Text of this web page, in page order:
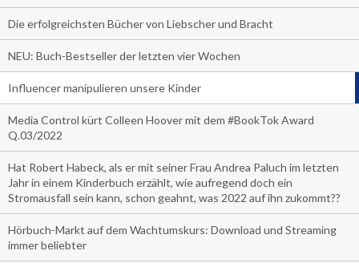
Die erfolgreichsten Bücher von Liebscher und Bracht
NEU: Buch-Bestseller der letzten vier Wochen
Influencer manipulieren unsere Kinder
Media Control kürt Colleen Hoover mit dem #BookTok Award
Q.03/2022
Hat Robert Habeck, als er mit seiner Frau Andrea Paluch im letzten
Jahr in einem Kinderbuch erzählt, wie aufregend doch ein
Stromausfall sein kann, schon geahnt, was 2022 auf ihn zukommt??
Hörbuch-Markt auf dem Wachtumskurs: Download und Streaming
immer beliebter